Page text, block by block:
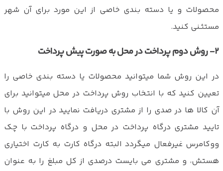
محصولات و یا دسته بندی خاصی از این مورد برای آن شهر
مستثنی کنید.
۲- روش دوم پرداخت در محل به صورت پیش پرداخت
در این روش شما میتوانید محصولات یا دسته بندی خاصی را
تعیین کنید که با انتخاب روش پرداخت در محل میتوانید برای
آن کالا ها در صدی را از مشتری دریافت نمایید در این روش با
تایید مشتری درگاه پرداخت در محل و درگاه پرداخت با چک
ووکامرس غیرفعال میگردد البته درگاه کارت به کارت اختیاری
هستش، و مشتری می بایست درصدی از کل مبلغ را به عنوان